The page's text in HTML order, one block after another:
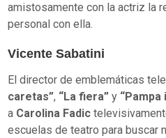
amistosamente con la actriz la
personal con ella.
Vicente Sabatini
El director de emblemáticas
caretas”, “La fiera” y “Pampa
a Carolina Fadic
escuelas de teatro para buscar